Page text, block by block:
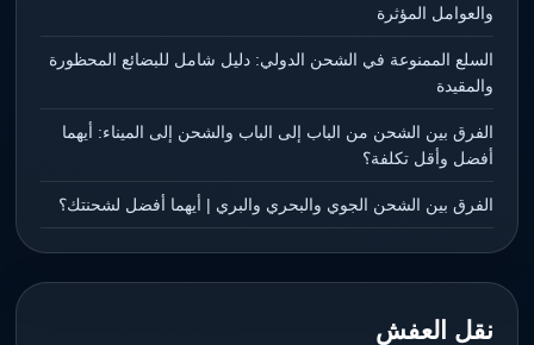
والعوامل المؤثرة
السلع الممنوعة في الشحن الدولي: دليل شامل للبضائع المحظورة
والمقيدة
الفرق بين الشحن من الباب إلى الباب والشحن إلى الميناء: أيهما
أفضل وأقل تكلفة؟
الفرق بين الشحن الجوي والبحري والبري | أيهما أفضل لشحنتك؟
نقل العفش